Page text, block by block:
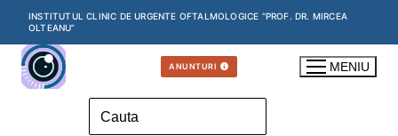
content
INSTITUTUL CLINIC DE URGENTE OFTALMOLOGICE “PROF. DR. MIRCEA
OLTEANU”
ANUNTURI MENIU
Search
for: